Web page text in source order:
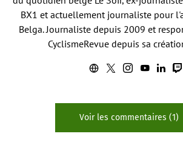
BX1 et actuellement journaliste pour
Belga. Journaliste depuis 2009 et
CyclismeRevue depuis sa
Voir les commentaires (1)